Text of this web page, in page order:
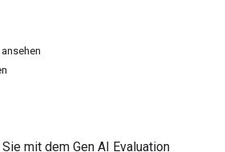
mit dem Gen AI Evaluation